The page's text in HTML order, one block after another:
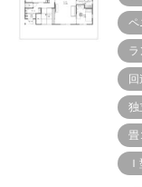
ペ
回
独
畳